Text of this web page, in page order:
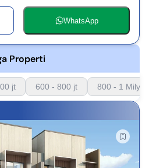
WhatsApp
Properti
jt 600 - 800 jt 800 - 1 Milyar